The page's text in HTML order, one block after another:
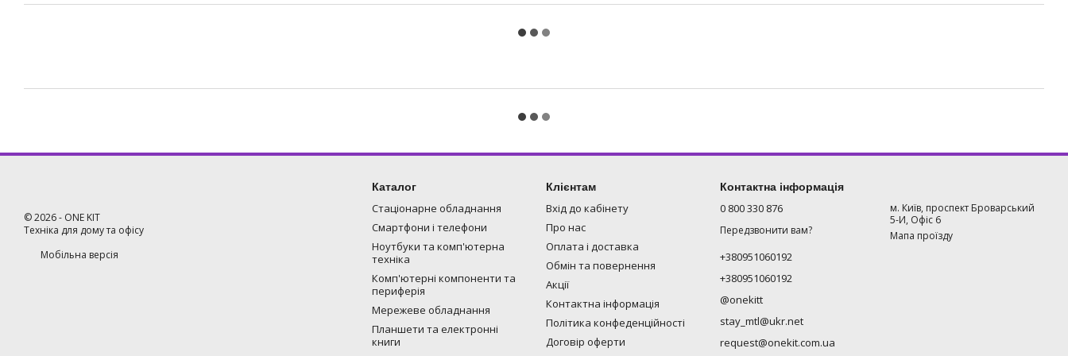
©2026- ONE KIT
Техніка для дому та офісу
Мобільна версія
Каталог
Стаціонарне обладнання
Смартфони і телефони
Ноутбуки та комп'ютерна
техніка
Комп'ютерні компоненти та
периферія
Мережеве обладнання
Планшети та електронні
книги
Клієнтам
Вхід до кабінету
Про нас
Оплата і доставка
Обмін та повернення
Акції
Контактна інформація
Політика конфеденційності
Договір оферти
Контактна інформація
0 800 330 876
Передзвонити вам?
+380951060192
+380951060192
@onekitt
stay_mtl@ukr.net
request@onekit.com.ua
м. Київ, проспект Броварський
5-И, Офіс 6
Мапа проїзду